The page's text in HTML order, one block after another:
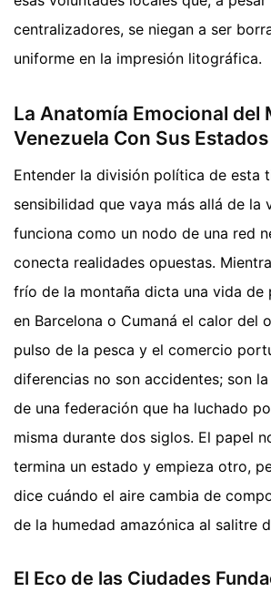
centralizadores, se niegan a ser
uniforme en la impresión litográfica.
La Anatomía Emocional del
Venezuela Con Sus
Entender la división política de esta
sensibilidad que vaya más allá de la
funciona como un nodo de una red
conecta realidades opuestas.
frío de la montaña dicta una vida de
en Barcelona o Cumaná el calor del
pulso de la pesca y el comercio
diferencias no son accidentes; son
de una federación que ha luchado
misma durante dos siglos. El papel
termina un estado y empieza otro,
dice cuándo el aire cambia de
de la humedad amazónica al salitre
El Eco de las Ciudades